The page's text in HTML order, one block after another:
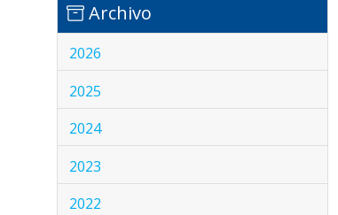
Archivo
2026
2025
2024
2023
2022